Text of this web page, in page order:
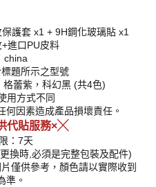
護套 x1 + 9H鋼化玻璃貼 x1
進口PU皮料
china
題所示之型號
蕾紫，科幻黑 (共4色)
用方式不同
何因素造成產品損壞責任。
代貼服務×╳
：7天
換時,必須是完整包裝及配件)
僅供參考，顏色請以實際收到
準。